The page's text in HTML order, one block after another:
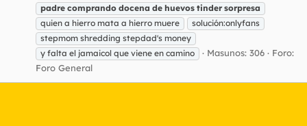
padre comprando docena de huevos tinder sorpresa
quien a hierro mata a hierro muere
solución:onlyfans
stepmom shredding stepdad's money
y falta el jamaicol que viene en camino
Masunos: 306
Foro:
Foro General